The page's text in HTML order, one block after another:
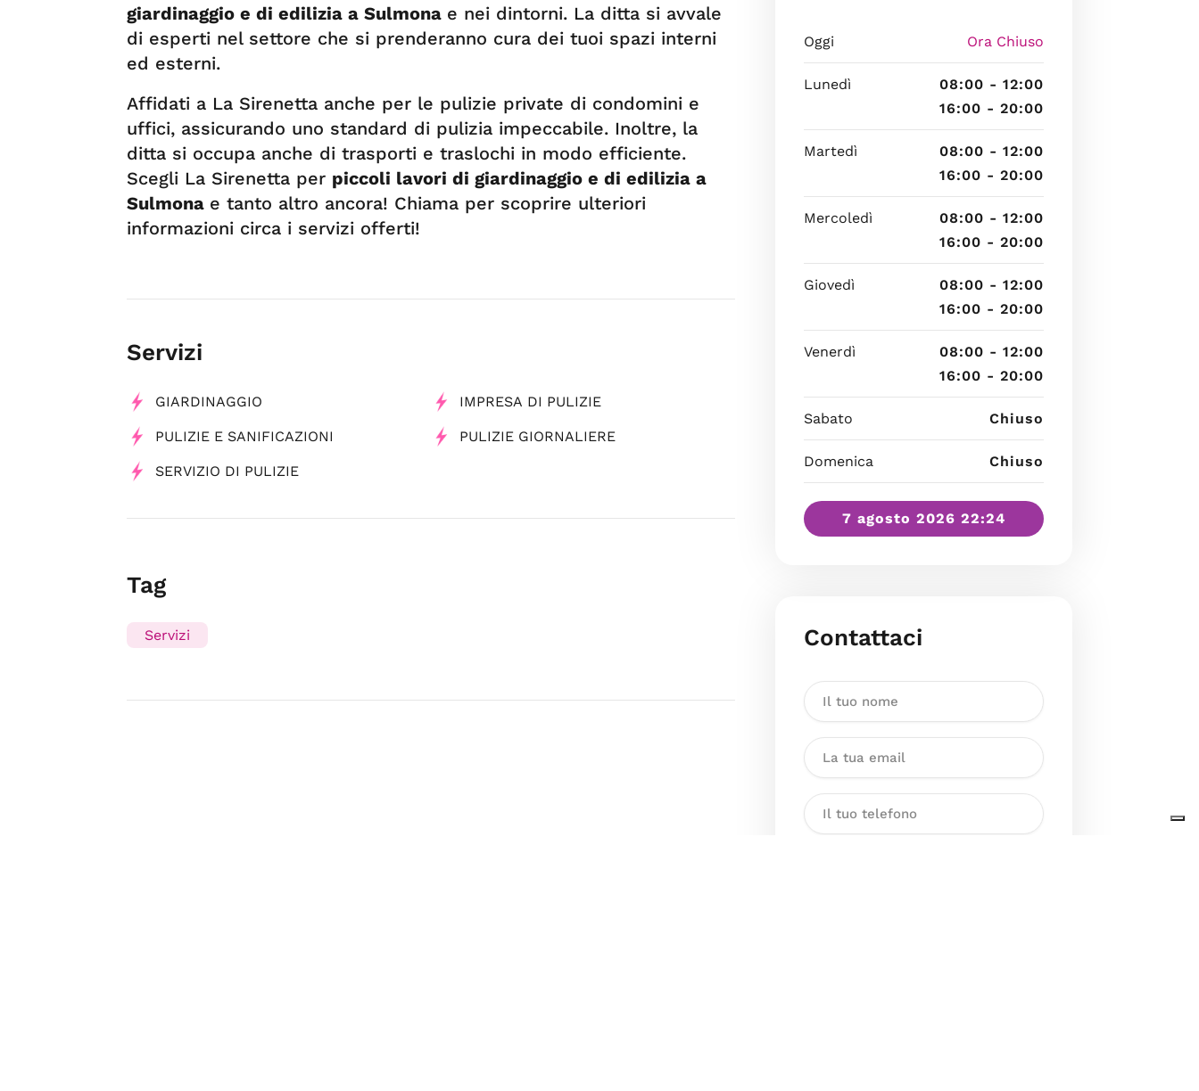
giardinaggio e di edilizia a Sulmona e nei dintorni. La ditta si avvale
di esperti nel settore che si prenderanno cura dei tuoi spazi interni
ed esterni.
Affidati a La Sirenetta anche per le pulizie private di condomini e
uffici, assicurando uno standard di pulizia impeccabile. Inoltre, la
ditta si occupa anche di trasporti e traslochi in modo efficiente.
Scegli La Sirenetta per piccoli lavori di giardinaggio e di edilizia a
Sulmona e tanto altro ancora! Chiama per scoprire ulteriori
informazioni circa i servizi offerti!
Servizi
GIARDINAGGIO IMPRESA DI PULIZIE
PULIZIE E SANIFICAZIONI PULIZIE GIORNALIERE
SERVIZIO DI PULIZIE
Tag
Servizi
Oggi Ora Chiuso
Lunedì
08:00 - 12:00
16:00 - 20:00
Martedì
08:00 - 12:00
16:00 - 20:00
Mercoledì
08:00 - 12:00
16:00 - 20:00
Giovedì
08:00 - 12:00
16:00 - 20:00
Venerdì
08:00 - 12:00
16:00 - 20:00
Sabato Chiuso
Domenica Chiuso
7 agosto 2026 22:24
Contattaci